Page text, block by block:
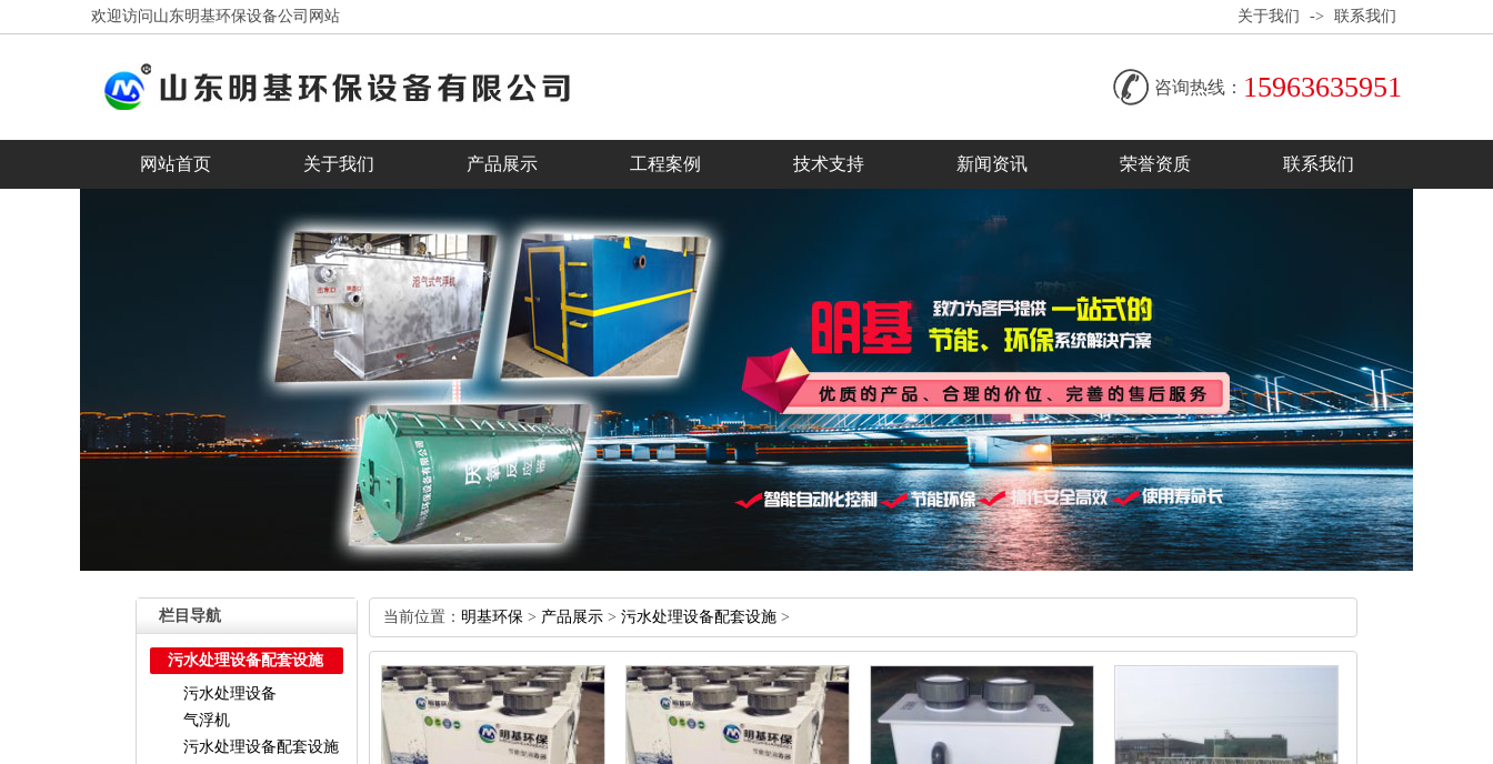
欢迎访问山东明基环保设备公司网站 关于我们 -> 联系我们
15963635951
咨询热线：
网站首页 关于我们 产品展示 工程案例 技术支持 新闻资讯 荣誉资质 联系我们
合作客户
栏目导航
污水处理设备配套设施
污水处理设备
气浮机
污水处理设备配套设施
当前位置： 明基环保 > 产品展示 > 污水处理设备配套设施 >